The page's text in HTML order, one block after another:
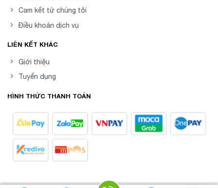
Cam kết từ chúng tôi
Điều khoản dịch vụ
LIÊN KẾT KHÁC
Giới thiệu
Tuyển dụng
HÌNH THỨC THANH TOÁN